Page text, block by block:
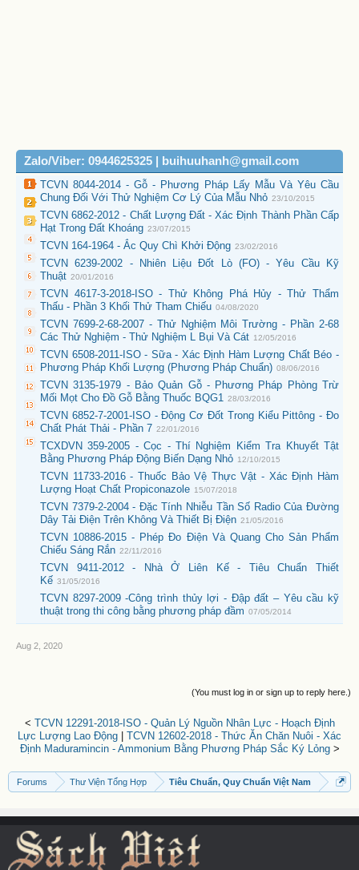
Zalo/Viber: 0944625325 | buihuuhanh@gmail.com
TCVN 8044-2014 - Gỗ - Phương Pháp Lấy Mẫu Và Yêu Cầu
Chung Đối Với Thử Nghiệm Cơ Lý Của Mẫu Nhỏ 23/10/2015
TCVN 6862-2012 - Chất Lượng Đất - Xác Định Thành Phần Cấp
Hạt Trong Đất Khoáng 23/07/2015
TCVN 164-1964 - Ắc Quy Chì Khởi Động 23/02/2016
TCVN 6239-2002 - Nhiên Liệu Đốt Lò (FO) - Yêu Cầu Kỹ
Thuật 20/01/2016
TCVN 4617-3-2018-ISO - Thử Không Phá Hủy - Thử Thẩm
Thấu - Phần 3 Khối Thử Tham Chiếu 04/08/2020
TCVN 7699-2-68-2007 - Thử Nghiệm Môi Trường - Phần 2-68
Các Thử Nghiệm - Thử Nghiệm L Bụi Và Cát 12/05/2016
TCVN 6508-2011-ISO - Sữa - Xác Định Hàm Lượng Chất Béo -
Phương Pháp Khối Lượng (Phương Pháp Chuẩn) 08/06/2016
TCVN 3135-1979 - Bảo Quản Gỗ - Phương Pháp Phòng Trừ
Mối Mọt Cho Đồ Gỗ Bằng Thuốc BQG1 28/03/2016
TCVN 6852-7-2001-ISO - Động Cơ Đốt Trong Kiểu Pittông - Đo
Chất Phát Thải - Phần 7 22/01/2016
TCXDVN 359-2005 - Cọc - Thí Nghiệm Kiểm Tra Khuyết Tật
Bằng Phương Pháp Động Biến Dạng Nhỏ 12/10/2015
TCVN 11733-2016 - Thuốc Bảo Vệ Thực Vật - Xác Định Hàm
Lượng Hoạt Chất Propiconazole 15/07/2018
TCVN 7379-2-2004 - Đặc Tính Nhiễu Tần Số Radio Của Đường
Dây Tải Điện Trên Không Và Thiết Bị Điện 21/05/2016
TCVN 10886-2015 - Phép Đo Điện Và Quang Cho Sản Phẩm
Chiếu Sáng Rắn 22/11/2016
TCVN 9411-2012 - Nhà Ở Liên Kế - Tiêu Chuẩn Thiết
Kế 31/05/2016
TCVN 8297-2009 -Công trình thủy lợi - Đập đất – Yêu cầu kỹ
thuật trong thi công bằng phương pháp đầm 07/05/2014
Aug 2, 2020
(You must log in or sign up to reply here.)
< TCVN 12291-2018-ISO - Quản Lý Nguồn Nhân Lực - Hoạch Định
Lực Lượng Lao Động
TCVN 12602-2018 - Thức Ăn Chăn Nuôi - Xác
Định Maduramincin - Ammonium Bằng Phương Pháp Sắc Ký Lỏng>
Forums Thư Viện Tổng Hợp Tiêu Chuẩn, Quy Chuẩn Việt Nam